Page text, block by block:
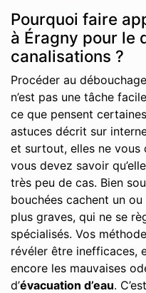
Pourquoi faire
à Éragny pour le
canalisations ?
Procéder au
n’est pas une tâche
ce que pensent
astuces décrit sur
et surtout, elles ne vous
vous devez savoir
très peu de cas. Bien
bouchées cachent un
plus graves, qui ne se
spécialisés. Vos
révéler être inefficaces,
encore les mauvaises
d’évacuation d’eau.